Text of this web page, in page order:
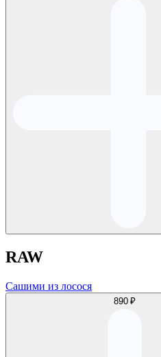
RAW
Сашими из лосося
890 ₽